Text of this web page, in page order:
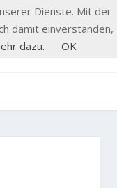
Dienste. Mit der
damit einverstanden,
dazu. OK